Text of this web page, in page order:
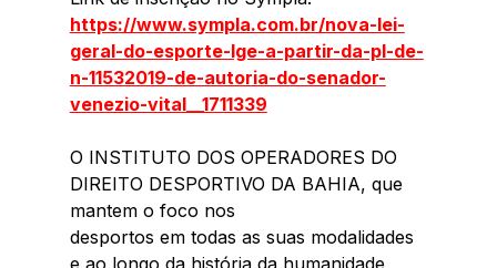
https://www.sympla.com.br/nova-lei-
geral-do-esporte-lge-a-partir-da-pl-de-
n-11532019-de-autoria-do-senador-
venezio-vital__1711339
O INSTITUTO DOS OPERADORES DO
DIREITO DESPORTIVO DA BAHIA, que
mantem o foco nos
desportos em todas as suas modalidades
e ao longo da história da humanidade